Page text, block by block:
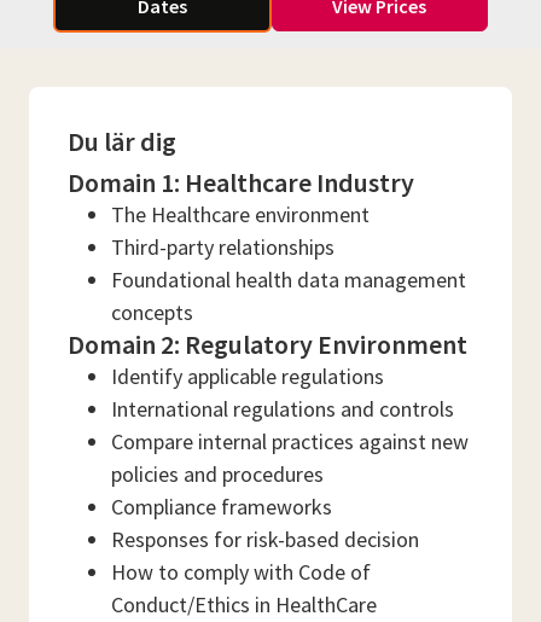
Dates View Prices
Du lär dig
Domain 1: Healthcare Industry
The Healthcare environment
Third-party relationships
Foundational health data management
concepts
Domain 2: Regulatory Environment
Identify applicable regulations
International regulations and controls
Compare internal practices against new
policies and procedures
Compliance frameworks
Responses for risk-based decision
How to comply with Code of
Conduct/Ethics in HealthCare